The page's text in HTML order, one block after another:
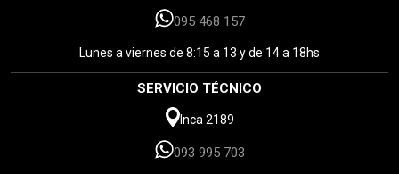
095 468 157
Lunes a viernes de 8:15 a 13 y de 14 a 18hs
SERVICIO TÉCNICO
Inca 2189
093 995 703